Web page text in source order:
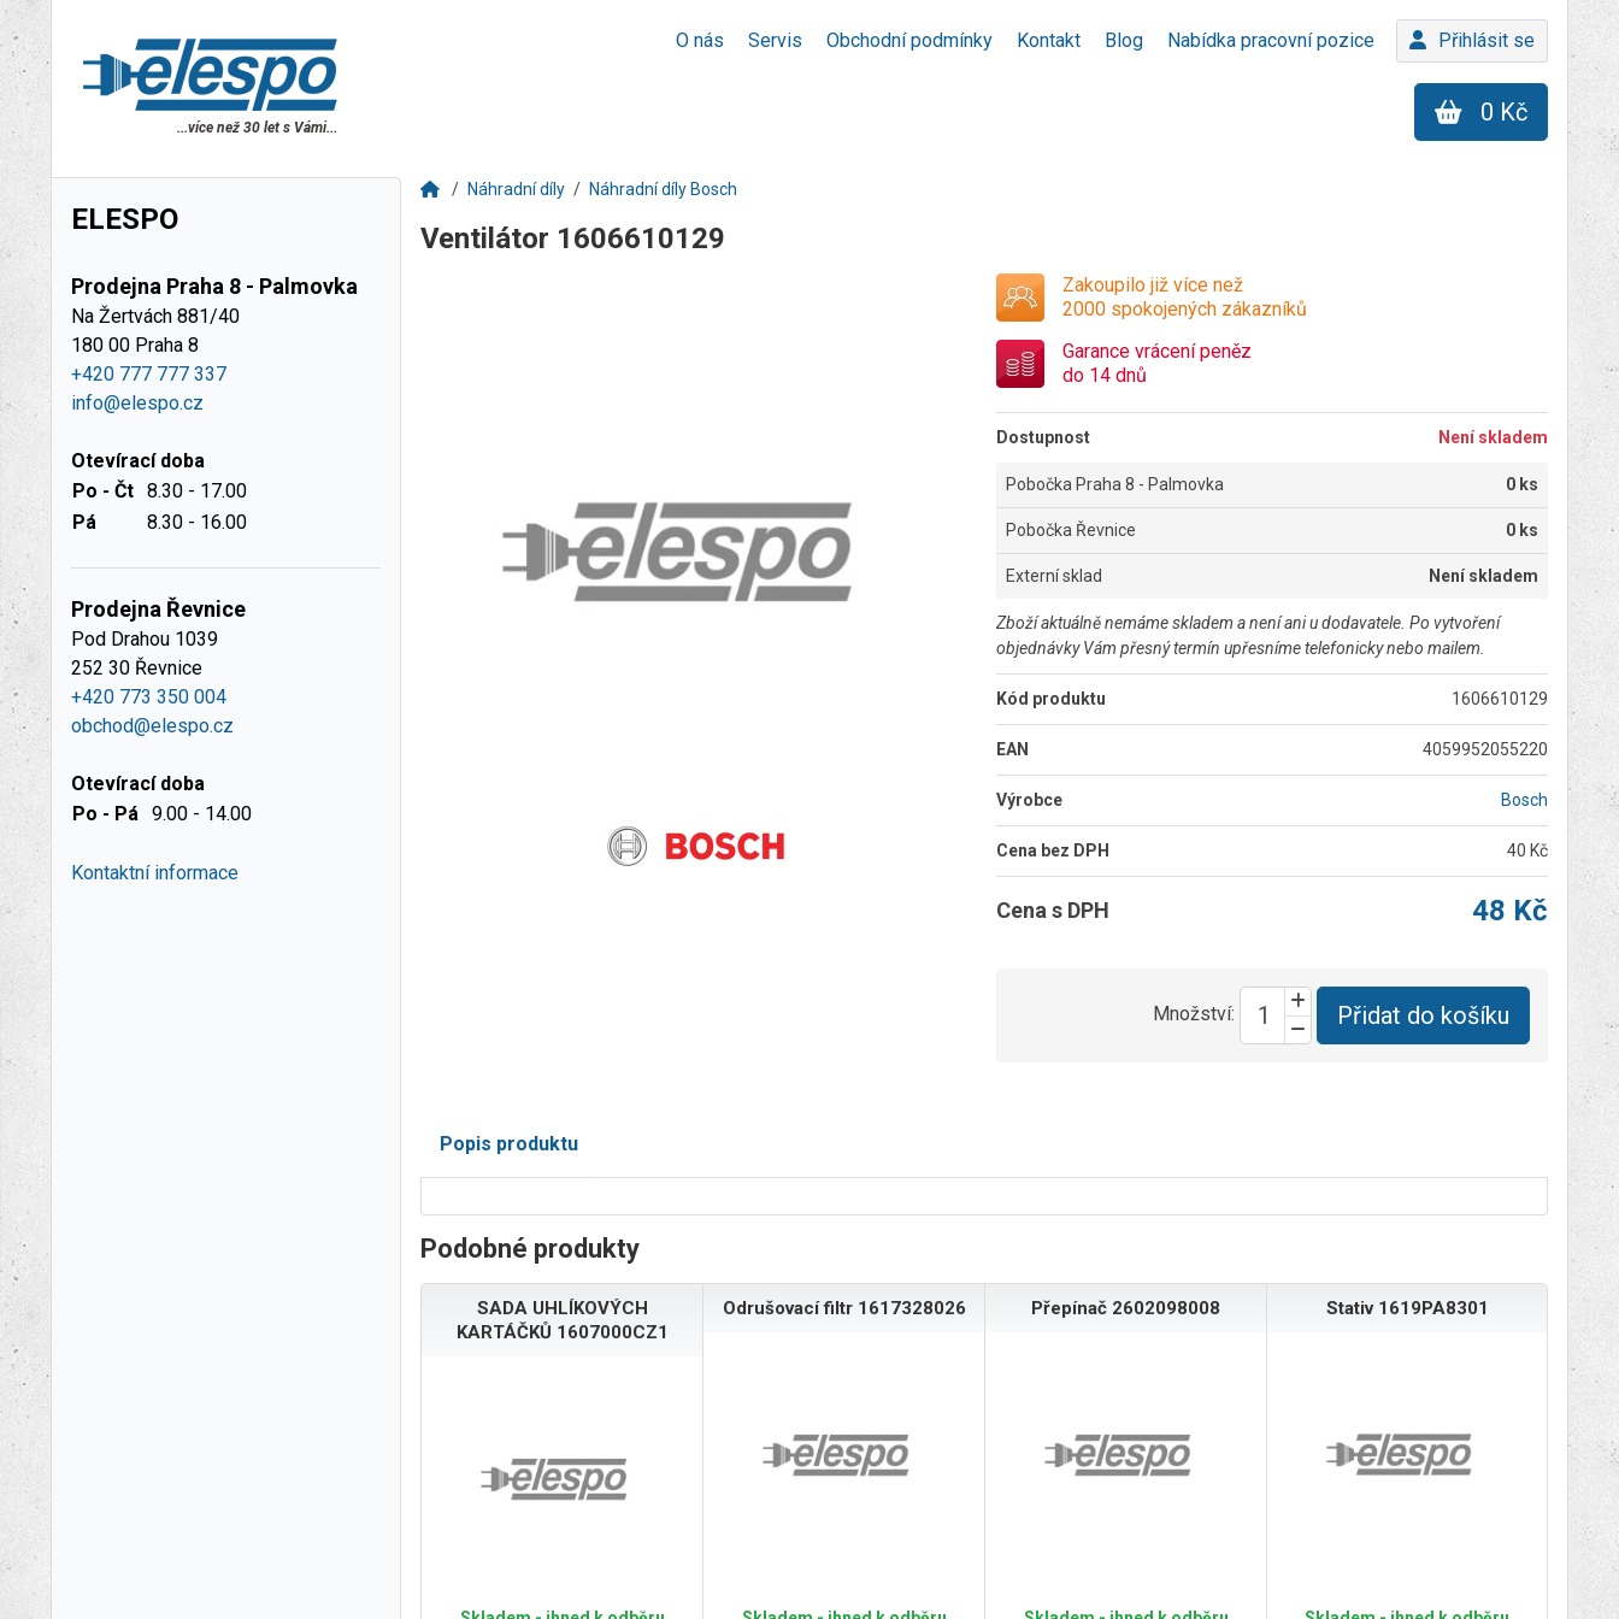
O nás Servis Obchodní podmínky Kontakt Blog Nabídka pracovní pozice Přihlásit se
...více než 30 let s Vámi...
0 Kč
ELESPO
Prodejna Praha 8 - Palmovka
Na Žertvách 881/40
180 00 Praha 8
+420 777 777 337
info@elespo.cz
Otevírací doba
Po - Čt 8.30 - 17.00
Pá
8.30 - 16.00
Prodejna Řevnice
Pod Drahou 1039
252 30 Řevnice
+420 773 350 004
obchod@elespo.cz
Otevírací doba
Po - Pá 9.00 - 14.00
Kontaktní informace
Náhradní díly Náhradní díly Bosch
Ventilátor 1606610129
Zakoupilo již více než
2000 spokojených zákazníků
Garance vrácení peněz
do 14 dnů
Dostupnost Není skladem
Pobočka Praha 8 - Palmovka 0 ks
Pobočka Řevnice 0 ks
Externí sklad Není skladem
Zboží aktuálně nemáme skladem a není ani u dodavatele. Po vytvoření
objednávky Vám přesný termín upřesníme telefonicky nebo mailem.
Kód produktu 1606610129
EAN 4059952055220
Výrobce Bosch
Cena bez DPH 40 Kč
Cena s DPH 48 Kč
Množství: Přidat do košíku
Popis produktu
Podobné produkty
SADA UHLÍKOVÝCH
KARTÁČKŮ 1607000CZ1
Odrušovací filtr 1617328026 Přepínač 2602098008 Stativ 1619PA8301